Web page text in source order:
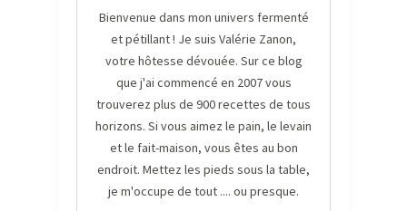
Bienvenue dans mon univers fermenté
et pétillant ! Je suis Valérie Zanon,
votre hôtesse dévouée. Sur ce blog
que j'ai commencé en 2007 vous
trouverez plus de 900 recettes de tous
horizons. Si vous aimez le pain, le levain
et le fait-maison, vous êtes au bon
endroit. Mettez les pieds sous la table,
je m'occupe de tout .... ou presque.